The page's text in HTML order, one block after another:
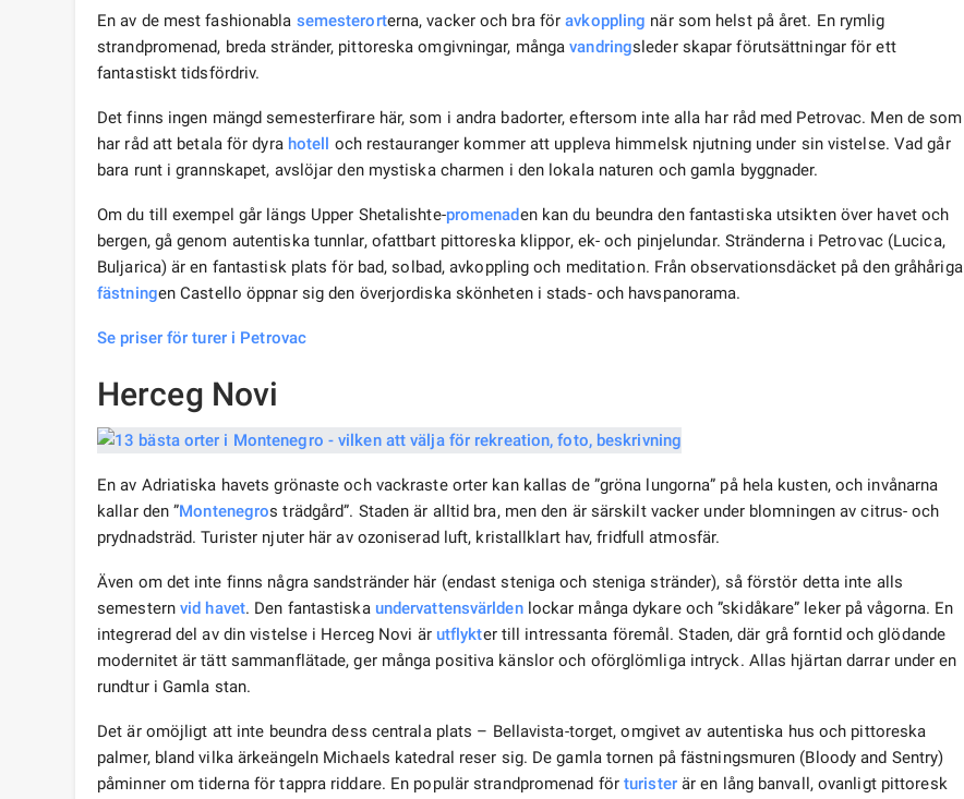
En av de mest fashionabla semesterorterna, vacker och bra föravkoppling när som helst på året. En rymlig
strandpromenad, breda stränder, pittoreska omgivningar, mångavandringsleder skapar förutsättningar för ett
fantastiskt tidsfördriv.
Det finns ingen mängd semesterfirare här, som i andra badorter, eftersom inte alla har råd med Petrovac. Men de som
har råd att betala för dyra hotell
och restauranger kommer att uppleva himmelsk njutning under sin vistelse. Vad går
bara runt i grannskapet, avslöjar den mystiska charmen i den lokala naturen och gamla byggnader.
Om du till exempel går längs Upper Shetalishte-promenaden kan du beundra den fantastiska utsikten över havet och
bergen, gå genom autentiska tunnlar, ofattbart pittoreska klippor, ek- och pinjelundar. Stränderna i Petrovac (Lucica,
Buljarica) är en fantastisk plats för bad, solbad, avkoppling och meditation. Från observationsdäcket på den gråhåriga
fästningen Castello öppnar sig den överjordiska skönheten i stads- och havspanorama.
Se priser för turer i Petrovac
Herceg Novi
En av Adriatiska havets grönaste och vackraste orter kan kallas de ”gröna lungorna” på hela kusten, och invånarna
kallar den ”Montenegros trädgård”. Staden är alltid bra, men den är särskilt vacker under blomningen av citrus- och
prydnadsträd. Turister njuter här av ozoniserad luft, kristallklart hav, fridfull atmosfär.
Även om det inte finns några sandstränder här (endast steniga och steniga stränder), så förstör detta inte alls
semestern vid havet. Den fantastiska undervattensvärldenlockar många dykare och ”skidåkare” leker på vågorna. En
integrerad del av din vistelse i Herceg Novi är utflykter till intressanta föremål. Staden, där grå forntid och glödande
modernitet är tätt sammanflätade, ger många positiva känslor och oförglömliga intryck. Allas hjärtan darrar under en
rundtur i Gamla stan.
Det är omöjligt att inte beundra dess centrala plats – Bellavista-torget, omgivet av autentiska hus och pittoreska
palmer, bland vilka ärkeängeln Michaels katedral reser sig. De gamla tornen på fästningsmuren (Bloody and Sentry)
påminner om tiderna för tappra riddare. En populär strandpromenad förturisterär en lång banvall, ovanligt pittoresk